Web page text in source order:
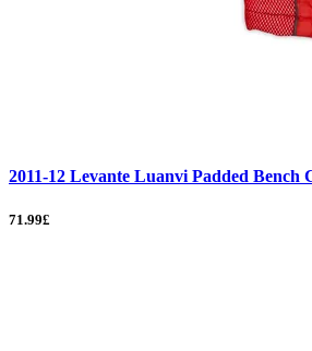
2011-12 Levante Luanvi Padded Bench
71.99£